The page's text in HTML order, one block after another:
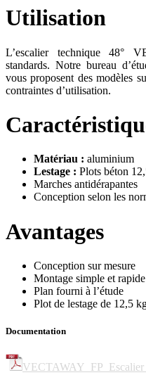
Utilisation
L’escalier technique 48°
standards. Notre bureau
vous proposent des modèles
contraintes d’utilisation.
Matériau : aluminium
Lestage : Plots béton
Marches antidérapantes
Conception selon les
Avantages
Conception sur mesure
Montage simple et rapide
Plan fourni à l’étude
Plot de lestage de 12,5
Documentation
VECTAWAY_FP_Escalier